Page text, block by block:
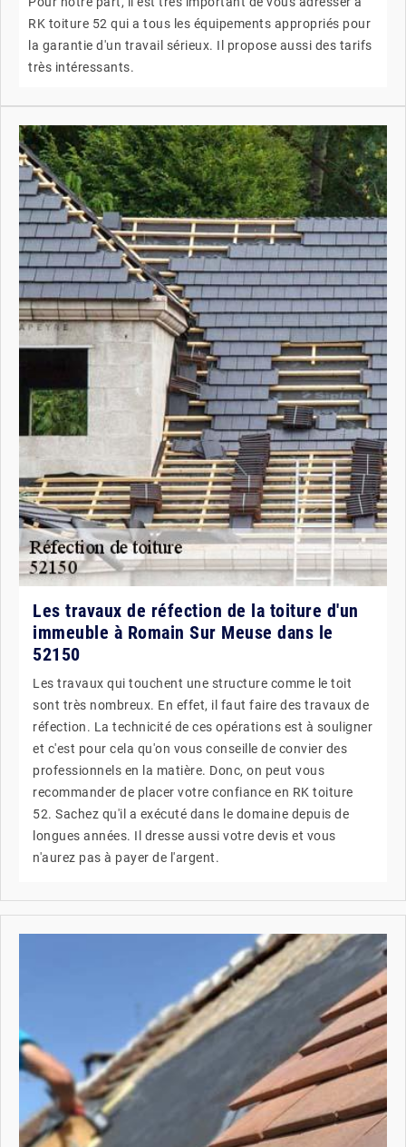
RK toiture 52 qui a tous les équipements appropriés pour
la garantie d'un travail sérieux. Il propose aussi des tarifs
très intéressants.
Les travaux de réfection de la toiture d'un
immeuble à Romain Sur Meuse dans le
52150
Les travaux qui touchent une structure comme le toit
sont très nombreux. En effet, il faut faire des travaux de
réfection. La technicité de ces opérations est à souligner
et c'est pour cela qu'on vous conseille de convier des
professionnels en la matière. Donc, on peut vous
recommander de placer votre confiance en RK toiture
52. Sachez qu'il a exécuté dans le domaine depuis de
longues années. Il dresse aussi votre devis et vous
n'aurez pas à payer de l'argent.